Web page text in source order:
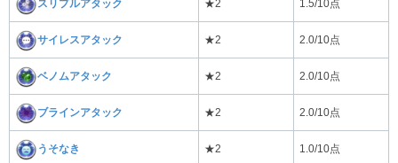
スリプルアタック ★2 1.5/10点
サイレスアタック ★2 2.0/10点
ベノムアタック ★2 2.0/10点
ブラインアタック ★2 2.0/10点
うそなき ★2 1.0/10点